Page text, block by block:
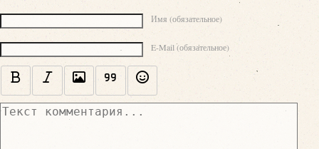
Имя (обязательное)
E-Mail (обязательное)
Текст комментария